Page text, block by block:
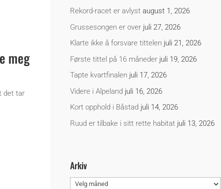
meg
det tar
Rekord-racet er avlyst august 1, 2026
Grussesongen er over juli 27, 2026
Klarte ikke å forsvare tittelen juli 21, 2026
Første tittel på 16 måneder juli 19, 2026
Tapte kvartfinalen juli 17, 2026
Videre i Alpeland juli 16, 2026
Kort opphold i Båstad juli 14, 2026
Ruud er tilbake i sitt rette habitat juli 13, 2026
Arkiv
Arkiv